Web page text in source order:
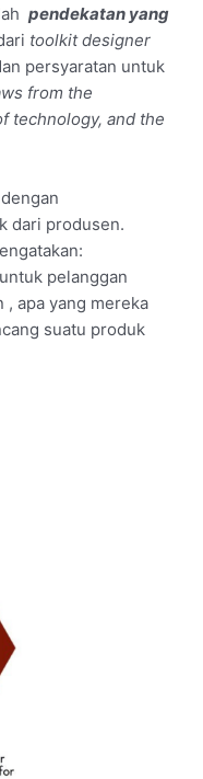
pendekatan yang
toolkit designer
persyaratan untuk
from the
technology, and the
dari produsen.
pelanggan
, apa yang mereka
suatu produk